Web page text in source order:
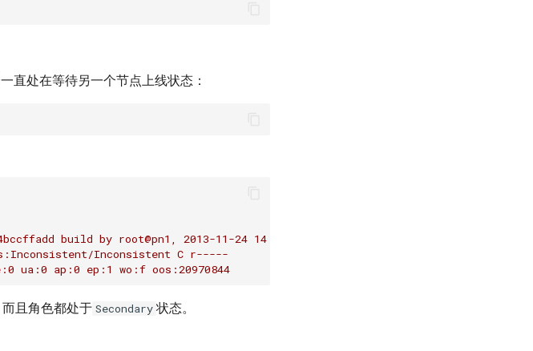
直处在等待另一个节点上线状态：
build by root@pn1,
2013-11-24 14:15:03
Inconsistent C r-----
ua:0 ap:0 ep:1 wo:f oos:20970844
且角色都处于 Secondary 状态。